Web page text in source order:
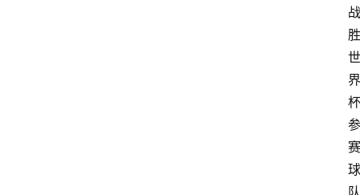
战
胜
世
界
杯
参
赛
球
队